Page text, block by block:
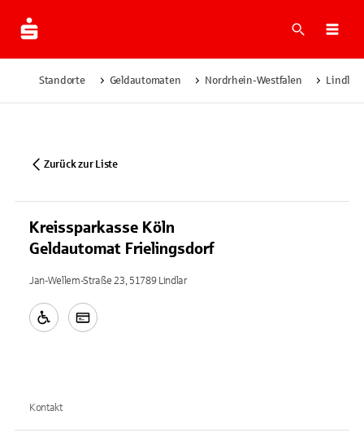
Suche
Standorte Geldautomaten Nordrhein-Westfalen Lindlar
Zurück zur Liste
Kreissparkasse Köln
Geldautomat Frielingsdorf
Jan-Wellem-Straße 23, 51789 Lindlar
Kontakt